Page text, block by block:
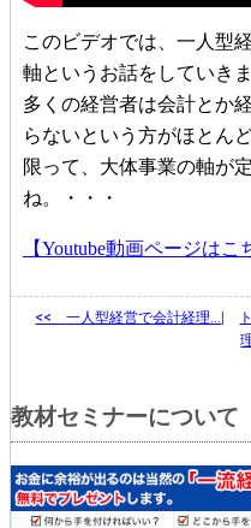
このビデオでは、一人型
軸というお話をしていきま
多くの経営者は会計とか
らないという方がほとん
限って、大体事業の軸が
ね。・・・
【Youtube動画ページはこ
<<一人型経営で会計経理…
教材セミナーについて